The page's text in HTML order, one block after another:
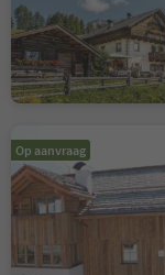
Op aanvraag